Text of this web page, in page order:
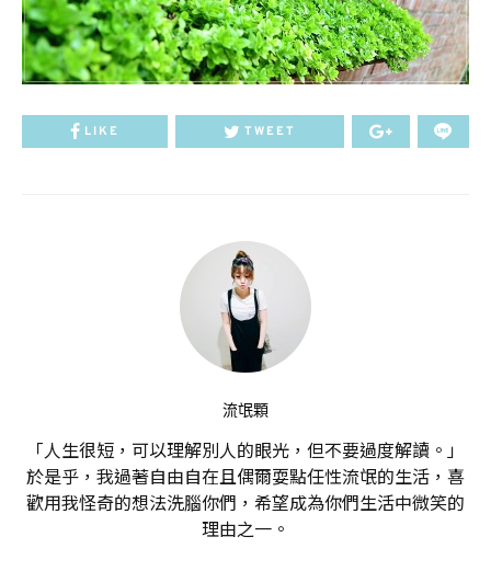
LIKE TWEET
流氓顆
「人生很短，可以理解別人的眼光，但不要過度解讀。」
於是乎，我過著自由自在且偶爾耍點任性流氓的生活，喜
歡用我怪奇的想法洗腦你們，希望成為你們生活中微笑的
理由之一。